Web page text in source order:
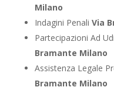
Milano
Indagini Penali Via
Partecipazioni Ad
Bramante Milano
Assistenza Legale
Bramante Milano